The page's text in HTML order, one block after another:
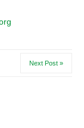
Next Post »